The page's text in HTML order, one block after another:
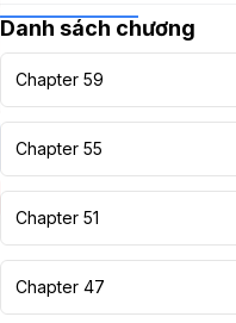
Danh sách chương
Chapter 59
Chapter 55
Chapter 51
Chapter 47